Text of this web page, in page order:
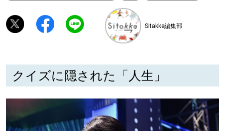
暮らす
育む
深める
ゆるむ
Sitakke編集部
クイズに隠された「人生」